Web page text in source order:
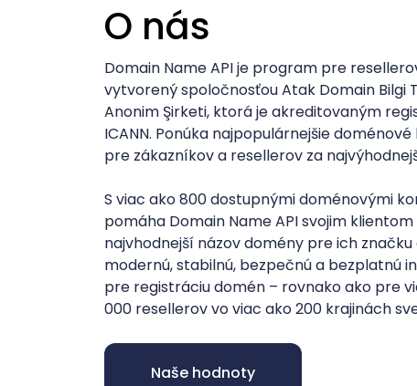
O nás
Domain Name API je program pre
vytvorený spoločnosťou Atak Domain Bilgi
Anonim Şirketi, ktorá je akreditovaným
ICANN. Ponúka najpopulárnejšie
pre zákazníkov a resellerov za
S viac ako 800 dostupnými doménovými
pomáha Domain Name API svojim klientom
najvhodnejší názov domény pre ich
modernú, stabilnú, bezpečnú a bezplatnú
pre registráciu domén – rovnako ako pre
000 resellerov vo viac ako 200 krajinách
Naše hodnoty